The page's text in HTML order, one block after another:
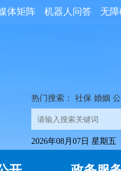
无
机器人问答
体矩阵
热门搜索： 社保 婚姻
2026年08月07日 星期五